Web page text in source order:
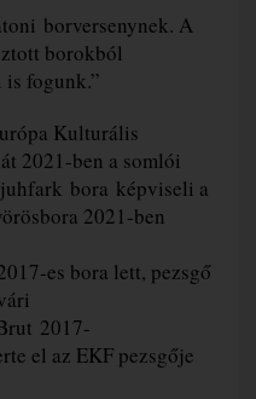
borversenynek. A
borokból
fogunk.”
Kulturális
2021-ben a somlói
bora képviseli a
2021-ben
es bora lett, pezsgő
2017-
el az EKF pezsgője